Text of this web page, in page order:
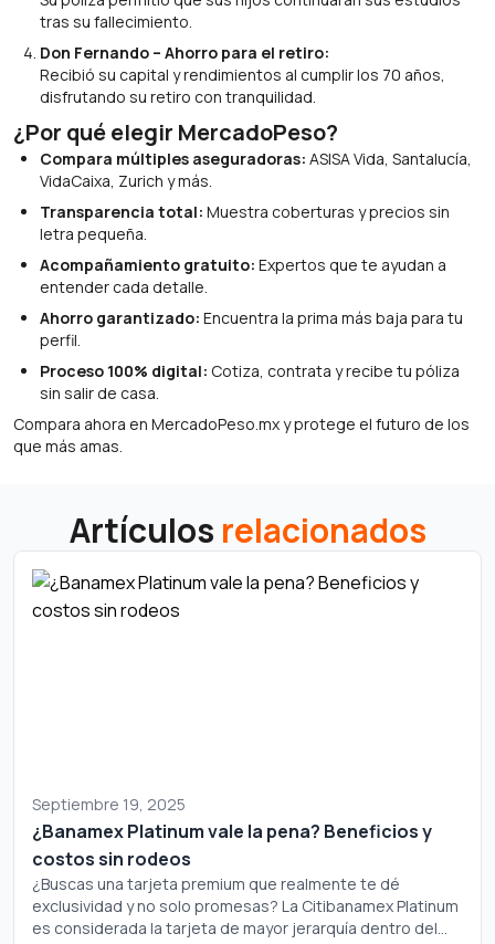
tras su fallecimiento.
Don Fernando – Ahorro para el retiro:
Recibió su capital y rendimientos al cumplir los 70 años,
disfrutando su retiro con tranquilidad.
¿Por qué elegir MercadoPeso?
Compara múltiples aseguradoras: ASISA Vida, Santalucía,
VidaCaixa, Zurich y más.
Transparencia total: Muestra coberturas y precios sin
letra pequeña.
Acompañamiento gratuito: Expertos que te ayudan a
entender cada detalle.
Ahorro garantizado: Encuentra la prima más baja para tu
perfil.
Proceso 100% digital: Cotiza, contrata y recibe tu póliza
sin salir de casa.
Compara ahora en MercadoPeso.mx y protege el futuro de los
que más amas.
Artículos relacionados
Septiembre 19, 2025
¿Banamex Platinum vale la pena? Beneficios y
costos sin rodeos
¿Buscas una tarjeta premium que realmente te dé
exclusividad y no solo promesas? La Citibanamex Platinum
es considerada la tarjeta de mayor jerarquía dentro del